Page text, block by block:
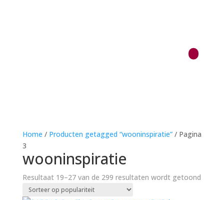
Home / Producten getagged “wooninspiratie”/ Pagina
3
wooninspiratie
Resultaat 19–27 van de 299 resultaten wordt getoond